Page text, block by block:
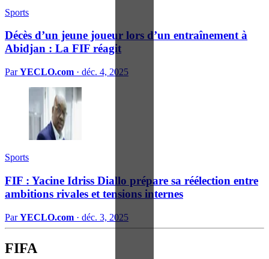
Sports
Décès d’un jeune joueur lors d’un entraînement à
Abidjan : La FIF réagit
ParYECLO.com · déc. 4, 2025
Sports
FIF : Yacine Idriss Diallo prépare sa réélection entre
ambitions rivales et tensions internes
ParYECLO.com · déc. 3, 2025
FIFA